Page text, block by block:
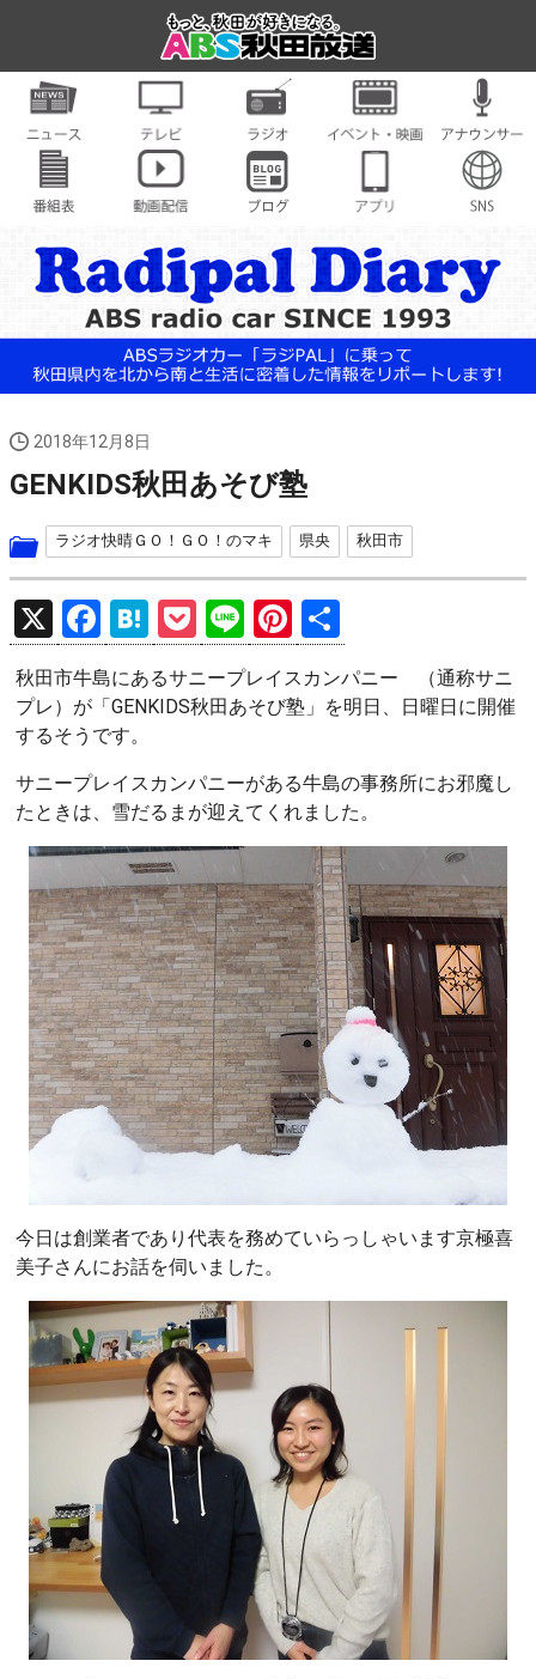
2018年12月8日
GENKIDS秋田あそび塾
ラジオ快晴ＧＯ！ＧＯ！のマキ 県央 秋田市
X
F
a
ce
b
o
o
k
H
at
e
a
P
o
ck
Li
n
e
Pi
nt
er
t
有
秋田市牛島にあるサニープレイスカンパニー （通称サニ
プレ）が「GENKIDS秋田あそび塾」を明日、日曜日に開催
するそうです。
サニープレイスカンパニーがある牛島の事務所にお邪魔し
たときは、雪だるまが迎えてくれました。
今日は創業者であり代表を務めていらっしゃいます京極喜
美子さんにお話を伺いました。